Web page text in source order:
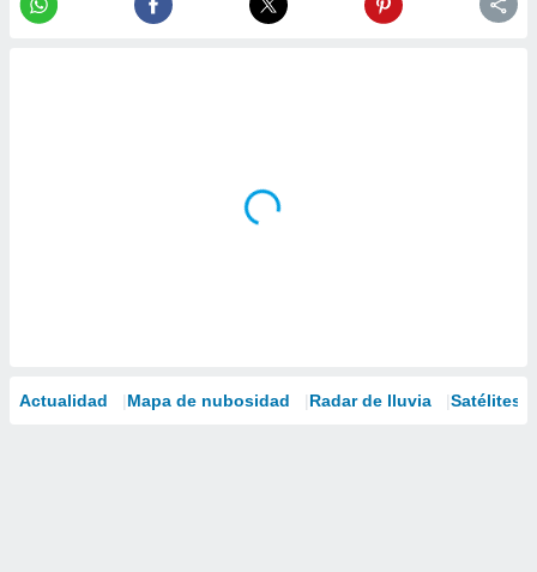
Actualidad Mapa de nubosidad Radar de lluvia Satélites